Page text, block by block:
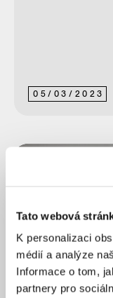
Tato webová
K personalizaci
médií a analýze
Informace o tom,
partnery pro
05/ 03/ 2023